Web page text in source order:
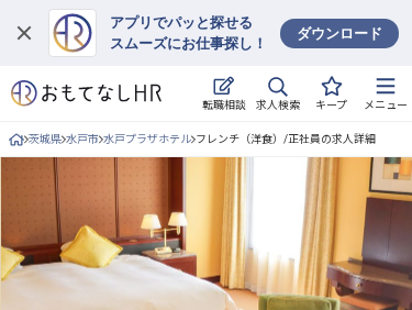
アプリでパッと探せる
スムーズにお仕事探し！
ダウンロード
転職相談 求人検索 キープ メニュー
ログイン
求人・施設を探す
就職・転職 合同説明会
おもてなしHRについて
茨城県 水戸市 水戸プラザホテル フレンチ（洋食）/正社員の求人詳細